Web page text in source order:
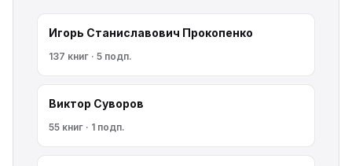
Игорь Станиславович Прокопенко
137 книг · 5 подп.
Виктор Суворов
55 книг · 1 подп.